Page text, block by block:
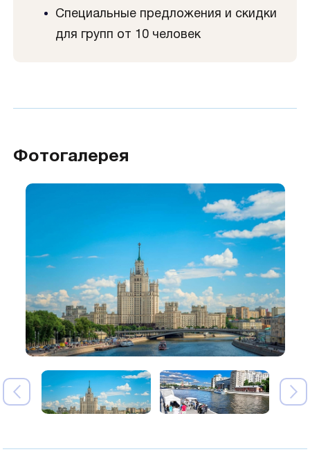
Специальные предложения и скидки
для групп от 10 человек
Фотогалерея